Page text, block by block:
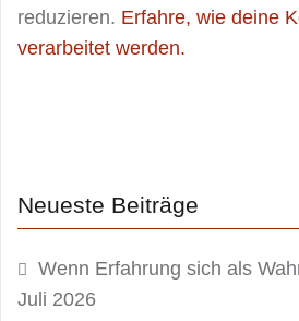
reduzieren. Erfahre, wie deine
verarbeitet werden.
Neueste Beiträge
Wenn Erfahrung sich als
Juli 2026